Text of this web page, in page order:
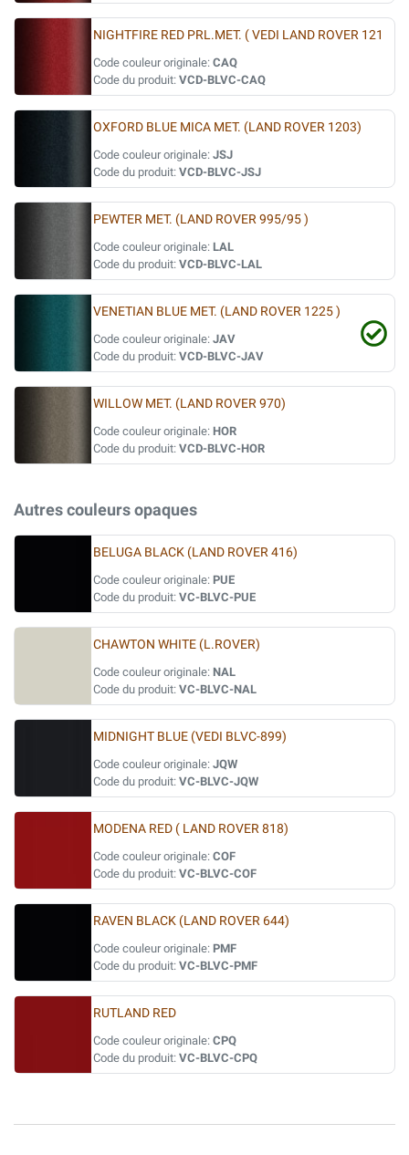
NIGHTFIRE RED PRL.MET. ( VEDI LAND ROVER 121
Code couleur originale: CAQ
Code du produit: VCD-BLVC-CAQ
OXFORD BLUE MICA MET. (LAND ROVER 1203)
Code couleur originale: JSJ
Code du produit: VCD-BLVC-JSJ
PEWTER MET. (LAND ROVER 995/95 )
Code couleur originale: LAL
Code du produit: VCD-BLVC-LAL
VENETIAN BLUE MET. (LAND ROVER 1225 )
Code couleur originale: JAV
Code du produit: VCD-BLVC-JAV
WILLOW MET. (LAND ROVER 970)
Code couleur originale: HOR
Code du produit: VCD-BLVC-HOR
Autres couleurs opaques
BELUGA BLACK (LAND ROVER 416)
Code couleur originale: PUE
Code du produit: VC-BLVC-PUE
CHAWTON WHITE (L.ROVER)
Code couleur originale: NAL
Code du produit: VC-BLVC-NAL
MIDNIGHT BLUE (VEDI BLVC-899)
Code couleur originale: JQW
Code du produit: VC-BLVC-JQW
MODENA RED ( LAND ROVER 818)
Code couleur originale: COF
Code du produit: VC-BLVC-COF
RAVEN BLACK (LAND ROVER 644)
Code couleur originale: PMF
Code du produit: VC-BLVC-PMF
RUTLAND RED
Code couleur originale: CPQ
Code du produit: VC-BLVC-CPQ